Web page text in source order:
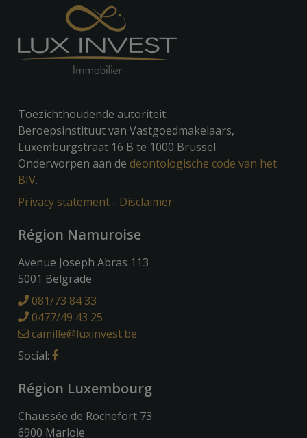
Toezichthoudende autoriteit:
Beroepsinstituut van Vastgoedmakelaars,
Luxemburgstraat 16 B te 1000 Brussel.
Onderworpen aan de deontologische code van het
BIV.
Privacy statement - Disclaimer
Région Namuroise
Avenue Joseph Abras 113
5001 Belgrade
081/73 84 33
0477/49 43 25
camille@luxinvest.be
Social:
Région Luxembourg
Chaussée de Rochefort 73
6900 Marloie